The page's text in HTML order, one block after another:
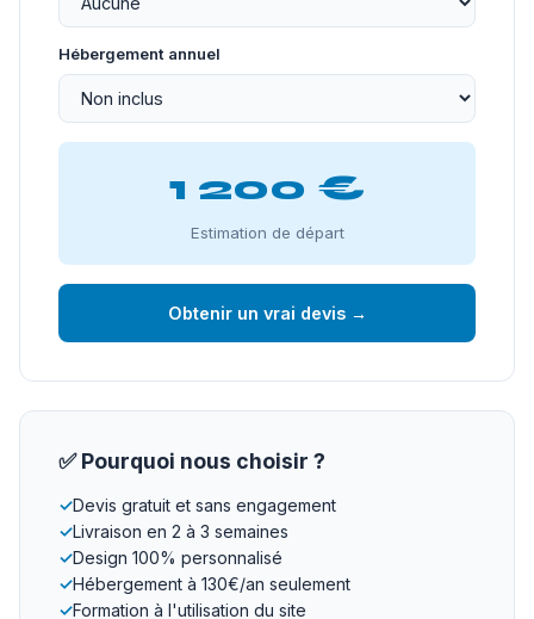
Hébergement annuel
1 200 €
Estimation de départ
Obtenir un vrai devis →
✅ Pourquoi nous choisir ?
✓Devis gratuit et sans engagement
✓Livraison en 2 à 3 semaines
✓Design 100% personnalisé
✓Hébergement à 130€/an seulement
✓Formation à l'utilisation du site